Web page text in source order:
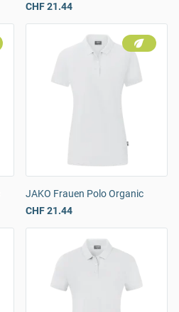
CHF 21.44
JAKO Frauen Polo Organic
CHF 21.44